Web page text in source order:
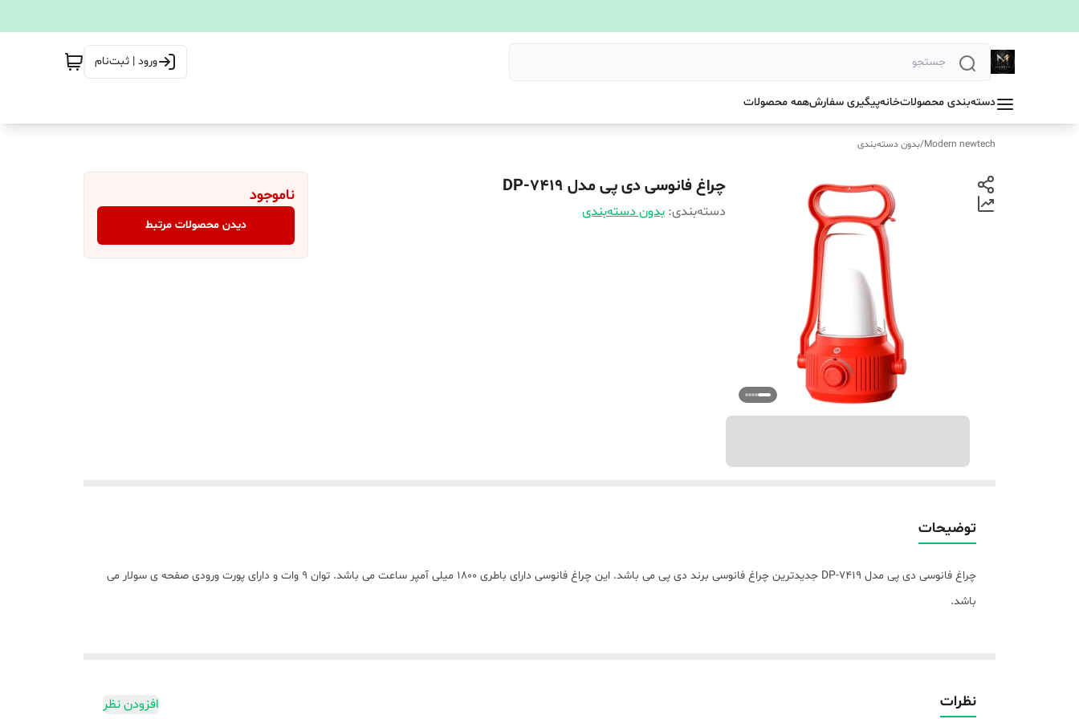
ورود | ثبت‌نام
دسته‌بندی محصولاتخانهپیگیری سفارشهمه محصولات
Modern newtech
/بدون دسته‌بندی
چراغ فانوسی دی پی مدل DP-7419
دسته‌بندی: بدون دسته‌بندی
ناموجود
دیدن محصولات مرتبط
توضیحات
چراغ فانوسی دی پی مدل DP-7419 جدیدترین چراغ فانوسی برند دی پی می باشد. این چراغ فانوسی دارای باطری 1800 میلی آمپر ساعت می باشد. توان 9 وات و دارای پورت ورودی صفحه ی سولار می
باشد.
نظرات افزودن نظر